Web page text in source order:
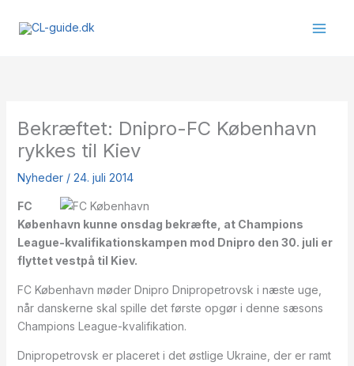
Bekræftet: Dnipro-FC København
rykkes til Kiev
Nyheder/ 24. juli 2014
FC
København kunne onsdag bekræfte, at Champions
League-kvalifikationskampen mod Dnipro den 30. juli er
flyttet vestpå til Kiev.
FC København møder Dnipro Dnipropetrovsk i næste uge,
når danskerne skal spille det første opgør i denne sæsons
Champions League-kvalifikation.
Dnipropetrovsk er placeret i det østlige Ukraine, der er ramt